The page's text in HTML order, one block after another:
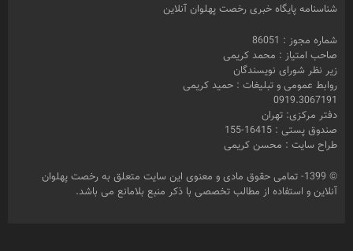
شناسنامه پایگاه خبری رخصت پهلوان آنلاین
شماره مجوز : 86051
صاحب امتیاز : محمد کریمی
زیر نظر شورای نویسندگان
روابط عمومی و تبلیغات : حمید کریمی
0919.3067191
دفتر مرکزی: تهران
صندوق پستی : 16415-155
طراح سایت : محسن کریمی
© 1399- تمامی حقوق مادی و معنوی این سایت متعلق به رخصت پهلوان
آنلاین و استفاده از مطالب تخصصی با ذکر منبع بلامانع می باشد.